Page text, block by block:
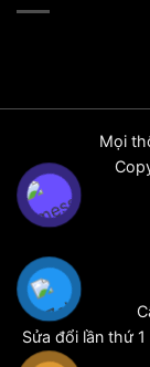
Mọi
Sửa đổi lần thứ